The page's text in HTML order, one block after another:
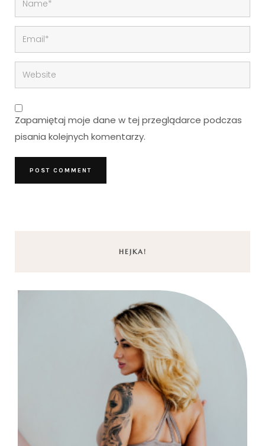
Zapamiętaj moje dane w tej przeglądarce podczas
pisania kolejnych komentarzy.
HEJKA!